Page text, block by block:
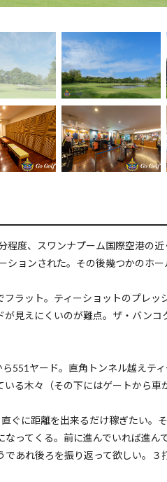
程度、スワンナプーム国際空港の
ションされた。その後幾つかのホ
フラット。ティーショットのプレ
が見えにくいのが難点。ザ・バン
551ヤード。直角トンネル越えテ
いる木々（その下にはゲートから
ぐに距離を出来るだけ稼ぎたい。
ってくる。前に進んでいれば進ん
であれ後ろを振り返って欲しい。